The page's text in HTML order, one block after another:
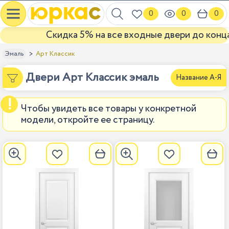
0 0 0
Скидка 5% на все входные двери до конца
Эмаль Арт Классик
Двери Арт Классик эмаль Название А-Я
Чтобы увидеть все товары у конкретной
модели, откройте ее страницу.